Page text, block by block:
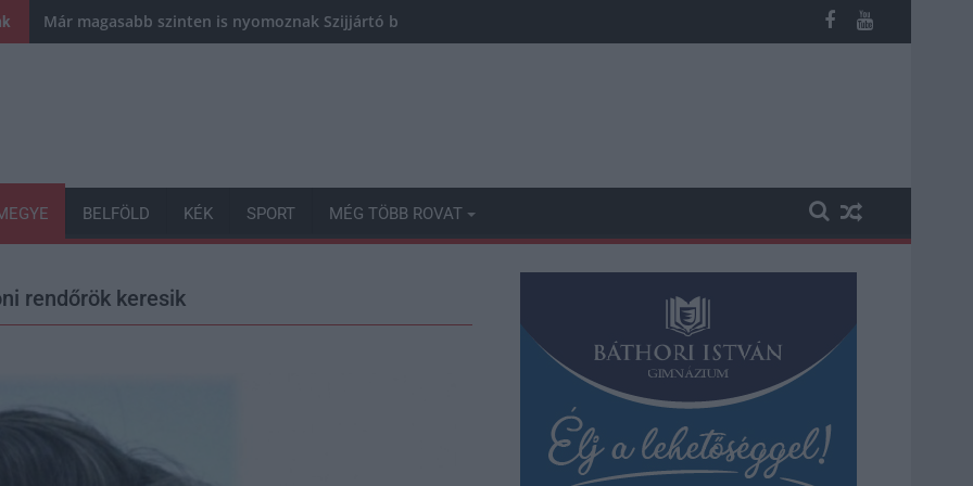
Már magasabb szinten is nyomoznak Szijjártó büntetőügyében, vesztegetés miatt 3 év letöltendőt kaphat és ez csak az
BELFÖLD KÉK SPORT MÉG TÖBB ROVAT
rendőrök keresik